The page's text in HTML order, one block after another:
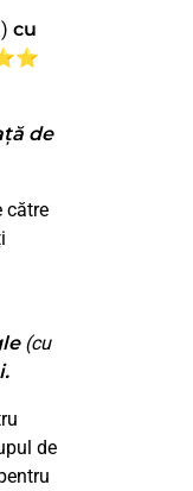
cu
de
către
(cu
de